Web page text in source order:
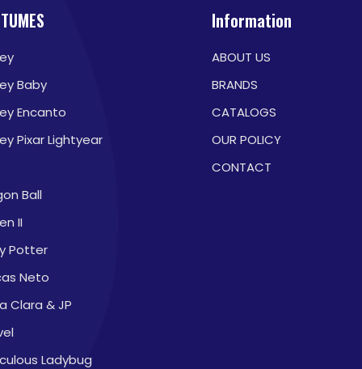
Baby
Encanto
Pixar Lightyear
Ball
II
Potter
Neto
Clara & JP
Ladybug
Information
ABOUT US
BRANDS
CATALOGS
OUR POLICY
CONTACT